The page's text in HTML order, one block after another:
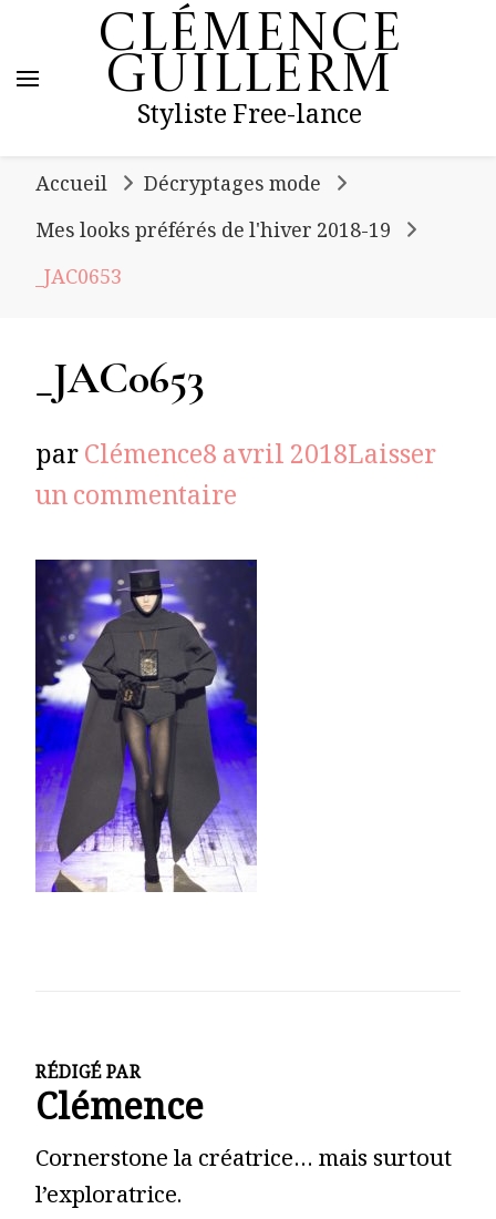
Clémence
Guillerm
Styliste Free-lance
Accueil
Décryptages mode
Mes looks préférés de l'hiver 2018-19
_JAC0653
_JAC0653
parClémence8 avril 2018Laisser
un commentaire
RÉDIGÉ PAR
Clémence
Cornerstone la créatrice… mais surtout
l’exploratrice.